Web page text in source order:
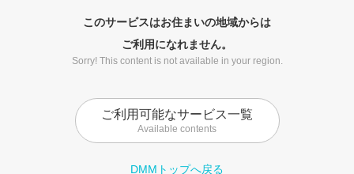
このサービスはお住まいの地域からは
ご利用になれません。
Sorry! This content is not available in your region.
ご利用可能なサービス一覧
Available contents
DMMトップへ戻る